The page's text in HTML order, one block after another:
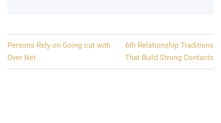
Post
navigation
Persons Rely on Going out with
Over Net
6th Relationship Traditions
That Build Strong Contacts